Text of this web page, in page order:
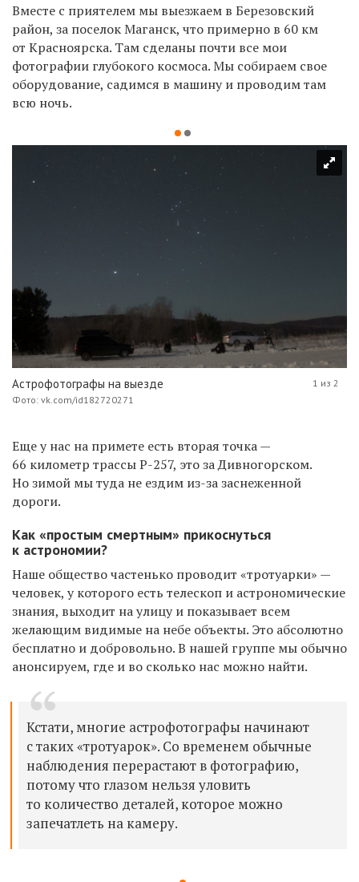
Вместе с приятелем мы выезжаем в Березовский
район, за поселок Маганск, что примерно в 60 км
от Красноярска. Там сделаны почти все мои
фотографии глубокого космоса. Мы собираем свое
оборудование, садимся в машину и проводим там
всю ночь.
Астрофотографы на выезде
Фото: vk.com/id182720271
1 из 2
Еще у нас на примете есть вторая точка —
66 километр трассы Р-257, это за Дивногорском.
Но зимой мы туда не ездим из-за заснеженной
дороги.
Как «простым смертным» прикоснуться
к астрономии?
Наше общество частенько проводит «тротуарки» —
человек, у которого есть телескоп и астрономические
знания, выходит на улицу и показывает всем
желающим видимые на небе объекты. Это абсолютно
бесплатно и добровольно. В нашей группе мы обычно
анонсируем, где и во сколько нас можно найти.
Кстати, многие астрофотографы начинают
с таких «тротуарок». Со временем обычные
наблюдения перерастают в фотографию,
потому что глазом нельзя уловить
то количество деталей, которое можно
запечатлеть на камеру.